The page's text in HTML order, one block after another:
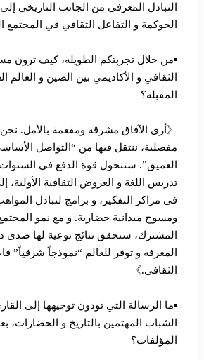
التبادل المعرفي من الجانب التاريخي
الحوكمة و التفاعل الثقافي في المجتمع
▪︎من خلال تجربتكم الطويلة، كيف ترون
الثقافي و الأكاديمي بين الصين و العالم
المقبلة؟
《أرى الآفاق مشرقة ومفعمة بالأمل.
مفصلية، ننتقل فيها من “التواصل
العميق”. ستتحول قوة الدفع في
تدريس اللغة و العروض الثقافية
في مراكز التفكير، و برامج لتبادل
ومسوح ميدانية حضارية. و مع نمو المجتمع
المشترك، سنحقق نتائج نوعية لها صدى
المعرفة و توفر للعالم “نموذجاً شرقياً”
الثقافي.》
▪︎ما الرسالة التي تودون توجيهها إلى
الشباب المهتمين بالتاريخ و الحضارات،
المؤلفات؟